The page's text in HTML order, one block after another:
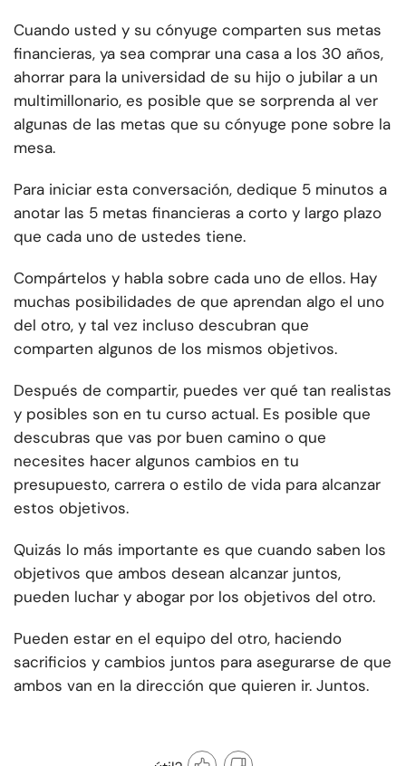
Cuando usted y su cónyuge comparten sus metas
financieras, ya sea comprar una casa a los 30 años,
ahorrar para la universidad de su hijo o jubilar a un
multimillonario, es posible que se sorprenda al ver
algunas de las metas que su cónyuge pone sobre la
mesa.
Para iniciar esta conversación, dedique 5 minutos a
anotar las 5 metas financieras a corto y largo plazo
que cada uno de ustedes tiene.
Compártelos y habla sobre cada uno de ellos. Hay
muchas posibilidades de que aprendan algo el uno
del otro, y tal vez incluso descubran que
comparten algunos de los mismos objetivos.
Después de compartir, puedes ver qué tan realistas
y posibles son en tu curso actual. Es posible que
descubras que vas por buen camino o que
necesites hacer algunos cambios en tu
presupuesto, carrera o estilo de vida para alcanzar
estos objetivos.
Quizás lo más importante es que cuando saben los
objetivos que ambos desean alcanzar juntos,
pueden luchar y abogar por los objetivos del otro.
Pueden estar en el equipo del otro, haciendo
sacrificios y cambios juntos para asegurarse de que
ambos van en la dirección que quieren ir. Juntos.